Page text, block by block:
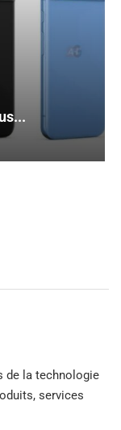
de la technologie
services